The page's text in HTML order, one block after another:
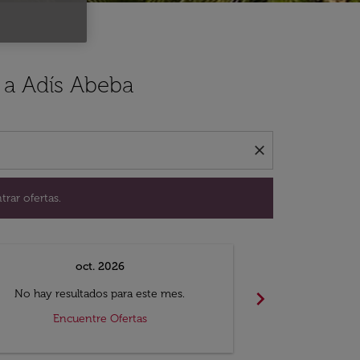
Adís Abeba
close
ofertas.
para encontrar ofertas.
oct. 2026
No hay resultados para este mes.
Encuentre Ofertas
chevron_right